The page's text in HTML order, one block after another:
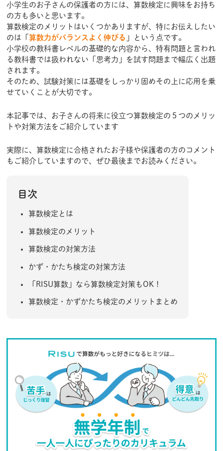
小学生のお子さんの保護者の方には、算数検定に興味をお持ち
の方も多いと思います。
算数検定のメリットはいくつかありますが、特にお伝えしたい
のは「算数力がバランスよく伸びる 」という点です。
小学校の教科書レベルの基礎的な内容から、特有問題と言われ
る教科書では扱われない「思考力」を試す問題まで幅広く出題
されます。
そのため、試験対策には基礎をしっかり固めその上に応用を乗
せていくことが大切です。
本記事では、お子さんの将来に役立つ算数検定の５つのメリッ
トや対策方法をご紹介しています
実際に、算数検定に合格されたお子様や保護者の方のコメント
もご紹介していますので、ぜひ最後までお読みください。
目次
算数検定とは
算数検定のメリット
算数検定の対策方法
かず・かたち検定の対策方法
「RISU算数」なら算数検定対策もOK！
算数検定・かずかたち検定のメリットまとめ